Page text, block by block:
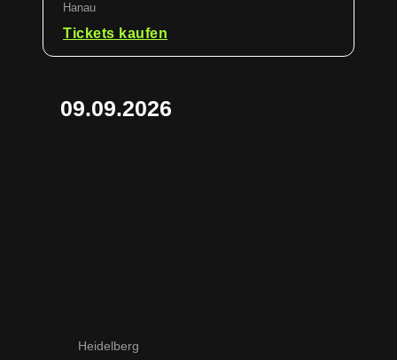
Hanau
Tickets kaufen
09.09.2026
Heidelberg